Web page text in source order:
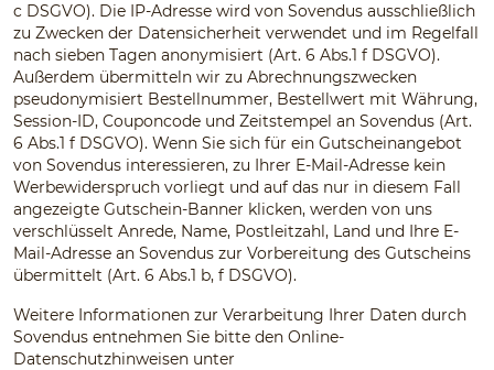
c DSGVO). Die IP-Adresse wird von Sovendus ausschließlich
zu Zwecken der Datensicherheit verwendet und im Regelfall
nach sieben Tagen anonymisiert (Art. 6 Abs.1 f DSGVO).
Außerdem übermitteln wir zu Abrechnungszwecken
pseudonymisiert Bestellnummer, Bestellwert mit Währung,
Session-ID, Couponcode und Zeitstempel an Sovendus (Art.
6 Abs.1 f DSGVO). Wenn Sie sich für ein Gutscheinangebot
von Sovendus interessieren, zu Ihrer E-Mail-Adresse kein
Werbewiderspruch vorliegt und auf das nur in diesem Fall
angezeigte Gutschein-Banner klicken, werden von uns
verschlüsselt Anrede, Name, Postleitzahl, Land und Ihre E-
Mail-Adresse an Sovendus zur Vorbereitung des Gutscheins
übermittelt (Art. 6 Abs.1 b, f DSGVO).
Weitere Informationen zur Verarbeitung Ihrer Daten durch
Sovendus entnehmen Sie bitte den Online-
Datenschutzhinweisen unter